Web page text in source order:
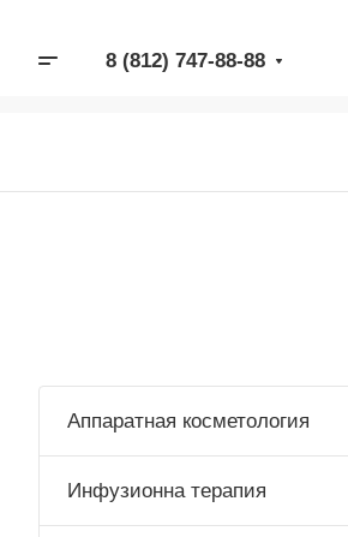
8 (812) 747-88-88
Аппаратная косметология
Инфузионна терапия